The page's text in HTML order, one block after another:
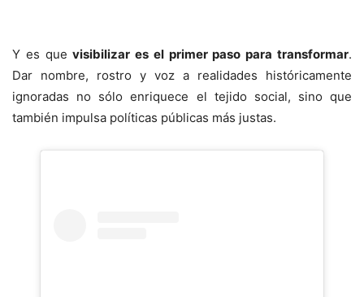
Y es quevisibilizar es el primer paso para transformar.
Dar nombre, rostro y voz a realidades históricamente
ignoradas no sólo enriquece el tejido social, sino que
también impulsa políticas públicas más justas.